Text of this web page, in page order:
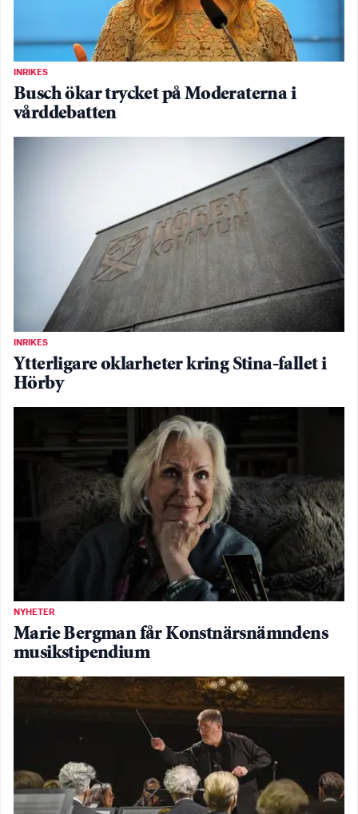
INRIKES
Busch ökar trycket på Moderaterna i
vårddebatten
INRIKES
Ytterligare oklarheter kring Stina-fallet i
Hörby
NYHETER
Marie Bergman får Konstnärsnämndens
musikstipendium